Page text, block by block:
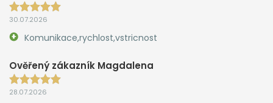
30.07.2026
Komunikace,rychlost,vstricnost
Ověřený zákazník Magdalena
28.07.2026